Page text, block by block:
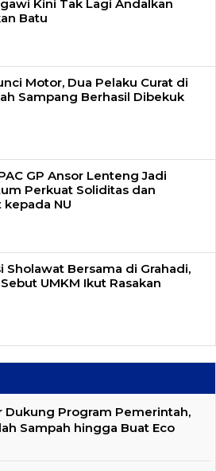
Kini Tak Lagi Andalkan
Batu
Motor, Dua Pelaku Curat di
Sampang Berhasil Dibekuk
GP Ansor Lenteng Jadi
Perkuat Soliditas dan
NU
Sholawat Bersama di Grahadi,
UMKM Ikut Rasakan
Dukung Program Pemerintah,
Sampah hingga Buat Eco